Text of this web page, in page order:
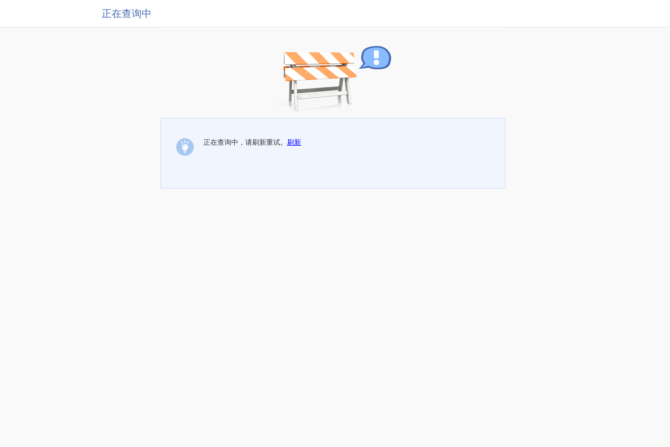
正在查询中
正在查询中，请刷新重试。 刷新